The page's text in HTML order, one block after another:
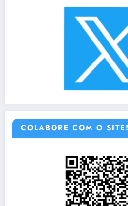
COLABORE COM O SITE!